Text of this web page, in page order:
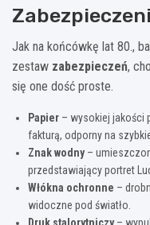
Jak na końcówkę lat 80.,
zestaw zabezpieczeń,
się one dość proste.
Papier – wysokiej jakości
fakturą, odporny na
Znak wodny–
przedstawiający portret
Włókna ochronne –
widoczne pod światło.
Druk stalorytniczy–